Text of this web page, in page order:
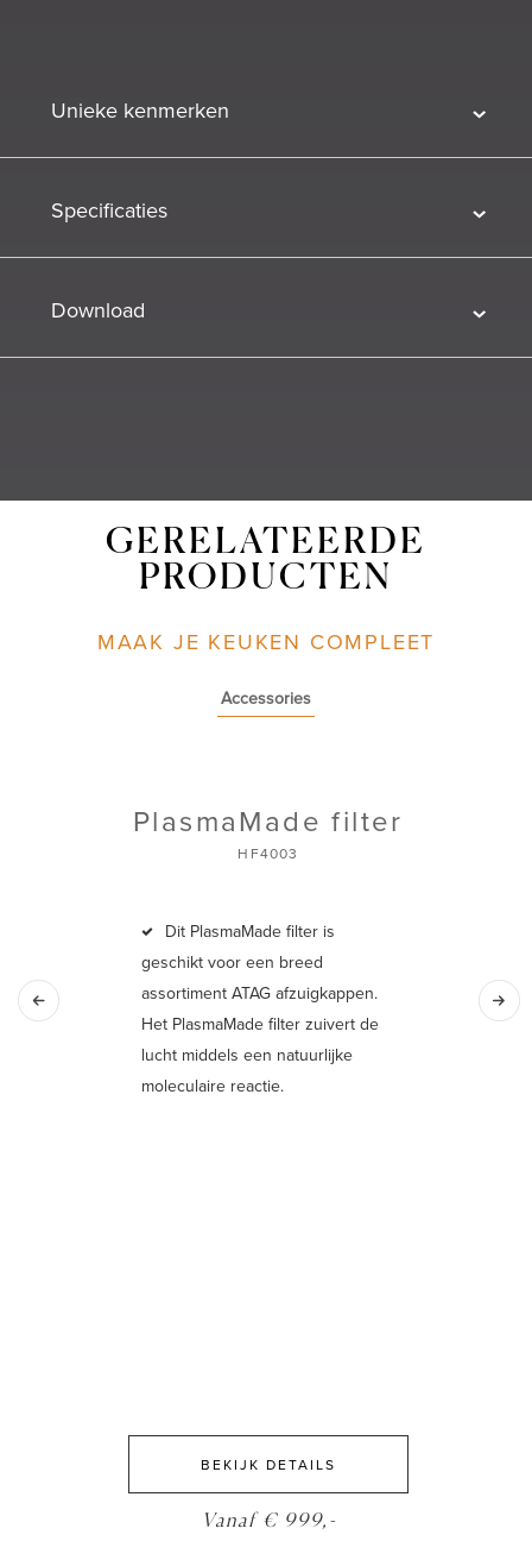
Unieke kenmerken
Specificaties
Download
GERELATEERDE
PRODUCTEN
MAAK JE KEUKEN COMPLEET
Accessories
PlasmaMade filter
HF4003
Dit PlasmaMade filter is
geschikt voor een breed
assortiment ATAG afzuigkappen.
Het PlasmaMade filter zuivert de
lucht middels een natuurlijke
moleculaire reactie.
BEKIJK DETAILS
Vanaf € 999,-